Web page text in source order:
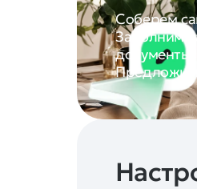
Соберем
Заполним
Предложим